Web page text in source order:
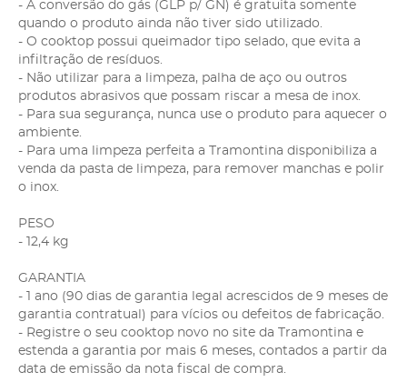
- A conversão do gás (GLP p/ GN) é gratuita somente
quando o produto ainda não tiver sido utilizado.
- O cooktop possui queimador tipo selado, que evita a
infiltração de resíduos.
- Não utilizar para a limpeza, palha de aço ou outros
produtos abrasivos que possam riscar a mesa de inox.
- Para sua segurança, nunca use o produto para aquecer o
ambiente.
- Para uma limpeza perfeita a Tramontina disponibiliza a
venda da pasta de limpeza, para remover manchas e polir
o inox.
PESO
- 12,4 kg
GARANTIA
- 1 ano (90 dias de garantia legal acrescidos de 9 meses de
garantia contratual) para vícios ou defeitos de fabricação.
- Registre o seu cooktop novo no site da Tramontina e
estenda a garantia por mais 6 meses, contados a partir da
data de emissão da nota fiscal de compra.